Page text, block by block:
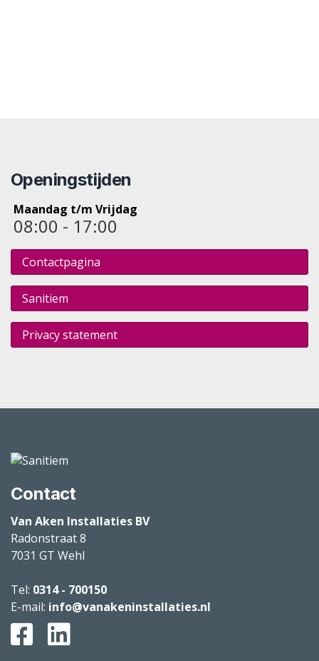
Openingstijden
Maandag t/m Vrijdag
08:00 - 17:00
Contactpagina
Sanitiem
Privacy statement
Contact
Van Aken Installaties BV
Radonstraat 8
7031 GT Wehl
Tel: 0314 - 700150
E-mail: info@vanakeninstallaties.nl